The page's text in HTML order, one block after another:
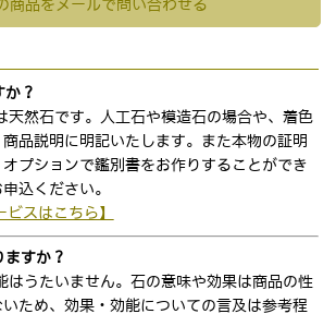
商品をメールで問い合わせる
か？
天然石です。人工石や模造石の場合や、着色
品説明に明記いたします。また本物の証明
プションで鑑別書をお作りすることができ
込ください。
ビスはこちら】
すか？
はうたいません。石の意味や効果は商品の性
ため、効果・効能についての言及は参考程